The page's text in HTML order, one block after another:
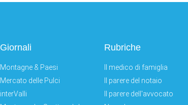
Giornali
Montagne & Paesi
Mercato delle Pulci
interValli
Rubriche
Il medico di famiglia
Il parere del notaio
Il parere dell'avvocato